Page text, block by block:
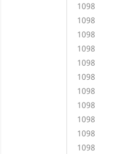
1098
1098
1098
1098
1098
1098
1098
1098
1098
1098
1098